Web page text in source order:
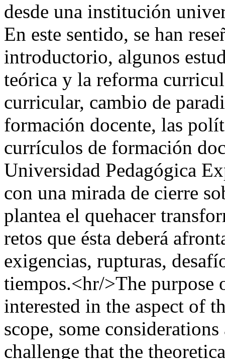
desde una institución
En este sentido, se han
introductorio, algunos
teórica y la reforma
curricular, cambio de
formación docente, las
currículos de formación
Universidad Pedagógica
con una mirada de cierre
plantea el quehacer
retos que ésta deberá
exigencias, rupturas,
tiempos.<hr/>The
interested in the aspect of
scope, some
challenge that the